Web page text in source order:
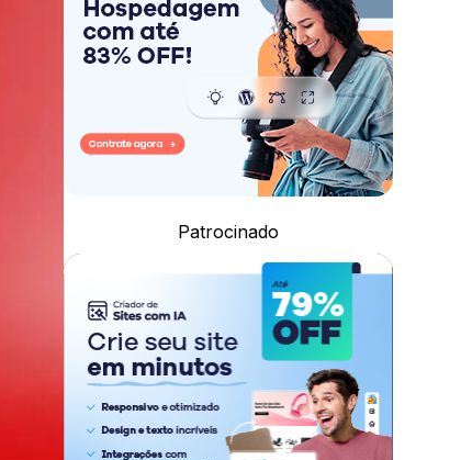
Patrocinado